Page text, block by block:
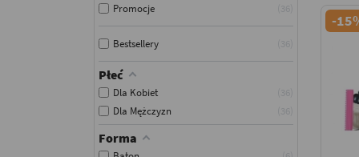
Promocje
Bestsellery
Płeć
Dla Kobiet
Dla Mężczyzn
Forma
-